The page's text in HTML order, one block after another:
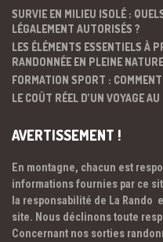
SURVIE EN MILIEU ISOLÉ :
LÉGALEMENT AUTORISÉS ?
LES ÉLÉMENTS ESSENTIELS À
RANDONNÉE EN PLEINE NATURE
FORMATION SPORT :
LE COÛT RÉEL D’UN VOYAGE
AVERTISSEMENT !
En montagne, chacun est
informations fournies par ce
la responsabilité de La Rando
site. Nous déclinons toute
Concernant nos sorties